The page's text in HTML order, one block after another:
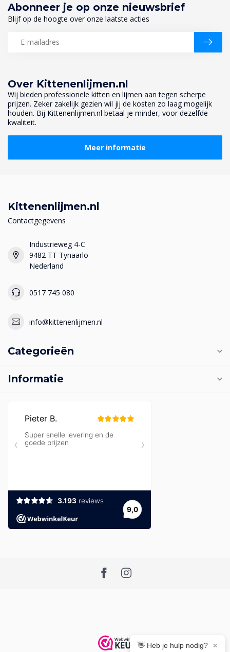
Over Kittenenlijmen.nl
Wij bieden professionele kitten en lijmen aan tegen scherpe
prijzen. Zeker zakelijk gezien wil jij de kosten zo laag mogelijk
houden. Bij Kittenenlijmen.nl betaal je minder, voor dezelfde
kwaliteit.
Meer informatie
Abonneer je op onze nieuwsbrief
Blijf op de hoogte over onze laatste acties
Kittenenlijmen.nl
Contactgegevens
Industrieweg 4-C
9482 TT Tynaarlo
Nederland
0517 745 080
info@kittenenlijmen.nl
Categorieën
Informatie
👋 Heb je hulp nodig? ×